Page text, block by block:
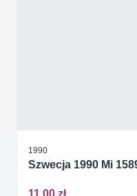
1990
Szwecja 1990 Mi
11,00 zł